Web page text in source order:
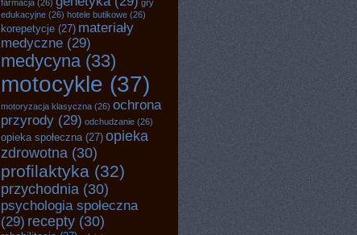
farmacja (26)
gry
edukacyjne (26) hotele butikowe (26)
korepetycje (27) materiały
medyczne (29)
medycyna(33)
motocykle (37)
motoryzacja klasyczna (26) ochrona
przyrody (29) odchudzanie (26)
opieka społeczna(27) opieka
zdrowotna (30)
profilaktyka (32)
przychodnia (30)
psychologia społeczna
(29) recepty (30)